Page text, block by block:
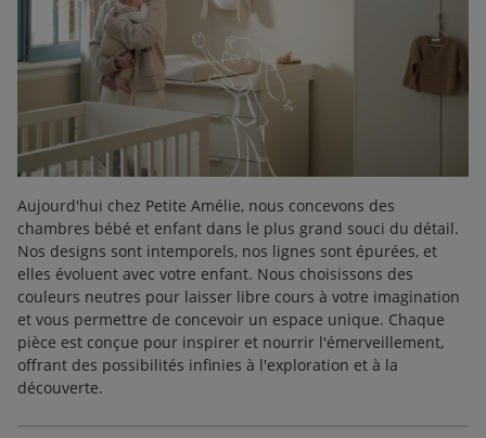
Aujourd'hui chez Petite Amélie, nous concevons des
chambres bébé et enfant dans le plus grand souci du détail.
Nos designs sont intemporels, nos lignes sont épurées, et
elles évoluent avec votre enfant. Nous choisissons des
couleurs neutres pour laisser libre cours à votre imagination
et vous permettre de concevoir un espace unique. Chaque
pièce est conçue pour inspirer et nourrir l'émerveillement,
offrant des possibilités infinies à l'exploration et à la
découverte.